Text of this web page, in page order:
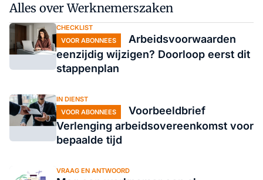
Alles over Werknemerszaken
CHECKLIST
VOOR ABONNEES
Arbeidsvoorwaarden
eenzijdig wijzigen? Doorloop eerst dit
stappenplan
IN DIENST
VOOR ABONNEES
Voorbeeldbrief
Verlenging arbeidsovereenkomst voor
bepaalde tijd
VRAAG EN ANTWOORD